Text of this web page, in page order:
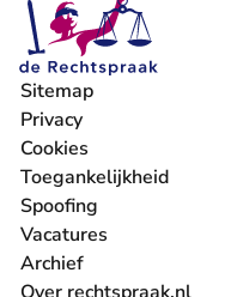
Sitemap
Privacy
Cookies
Toegankelijkheid
Spoofing
Vacatures
- U verlaat Rechtspraak.nl
Archief